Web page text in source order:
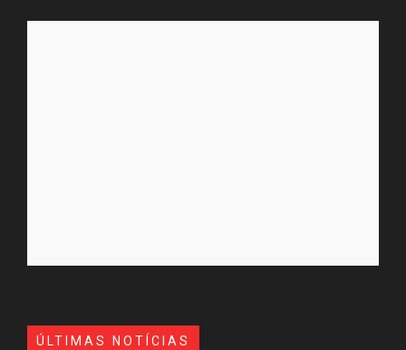
ÚLTIMAS NOTÍCIAS